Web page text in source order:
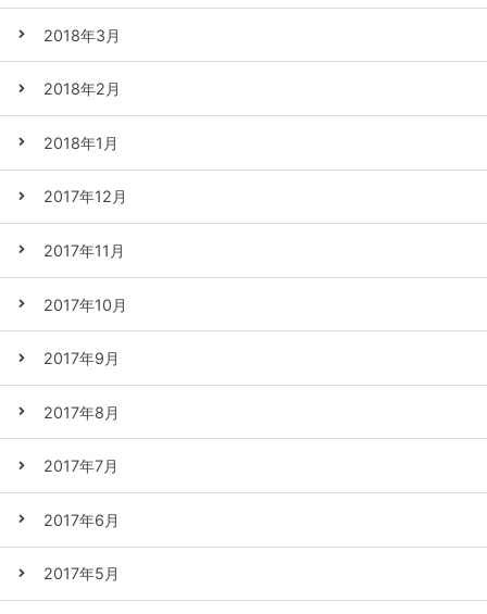
2018年3月
2018年2月
2018年1月
2017年12月
2017年11月
2017年10月
2017年9月
2017年8月
2017年7月
2017年6月
2017年5月